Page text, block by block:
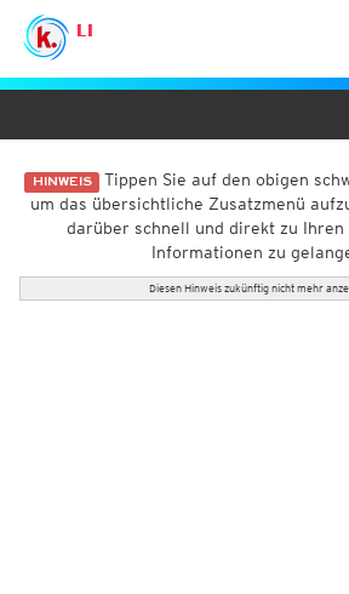
LI
HINWEIS Tippen Sie auf den obigen
um das übersichtliche Zusatzmenü
darüber schnell und direkt zu Ihren
Informationen zu
Diesen Hinweis zukünftig nicht mehr